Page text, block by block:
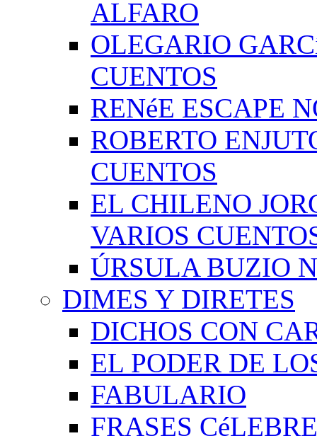
ALFARO
OLEGARIO
CUENTOS
RENéE ESCAPE
ROBERTO
CUENTOS
EL CHILENO
VARIOS
ÚRSULA BUZIO
DIMES Y DIRETES
DICHOS CON
EL PODER DE
FABULARIO
FRASES